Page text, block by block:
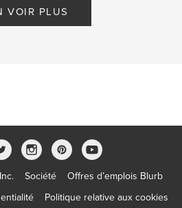
VOIR PLUS
Société
Offres d’emplois Blurb
Politique relative aux cookies